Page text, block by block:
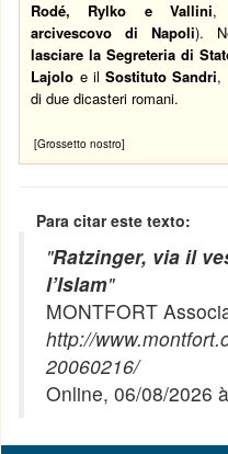
Rodé, Rylko e Vallini,
arcivescovo di Napoli).
lasciare la Segreteria di
Lajolo e il Sostituto Sandri,
di due dicasteri romani.
[Grossetto nostro]
Para citar este texto:
"Ratzinger, via il
l’Islam"
MONTFORT
http://
20060216/
Online, 06/08/2026